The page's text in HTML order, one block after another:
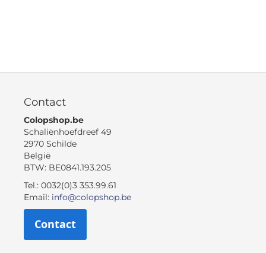
Contact
Colopshop.be
Schaliënhoefdreef 49
2970 Schilde
België
BTW: BE0841.193.205
Tel.: 0032(0)3 353.99.61
Email: info@colopshop.be
Contact